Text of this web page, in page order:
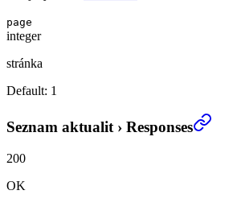
page
integer
stránka
Default: 1
Seznam aktualit› Responses
200
OK